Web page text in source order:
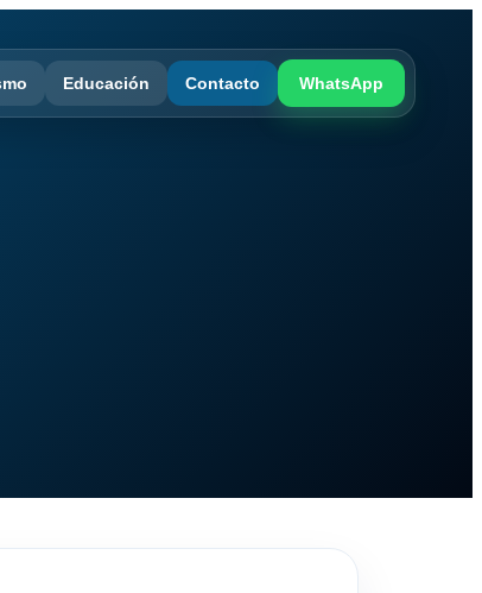
Educación Contacto WhatsApp